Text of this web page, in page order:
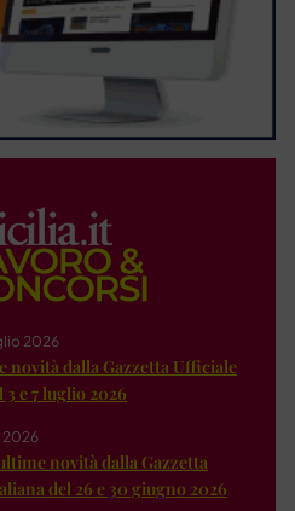
2026
novità dalla Gazzetta Ufficiale
e 7 luglio 2026
2026
novità dalla Gazzetta
del 26 e 30 giugno 2026